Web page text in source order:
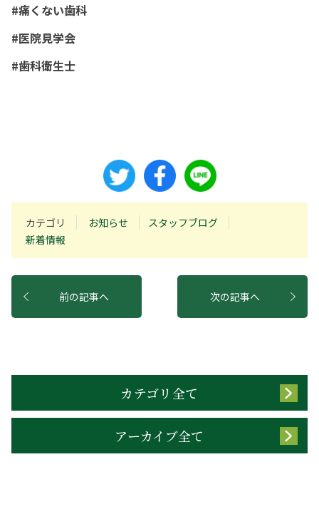
#痛くない歯科
#医院見学会
#歯科衛生士
カテゴリ お知らせ
スタッフブログ
新着情報
前の記事へ 次の記事へ
カテゴリ全て
アーカイブ全て